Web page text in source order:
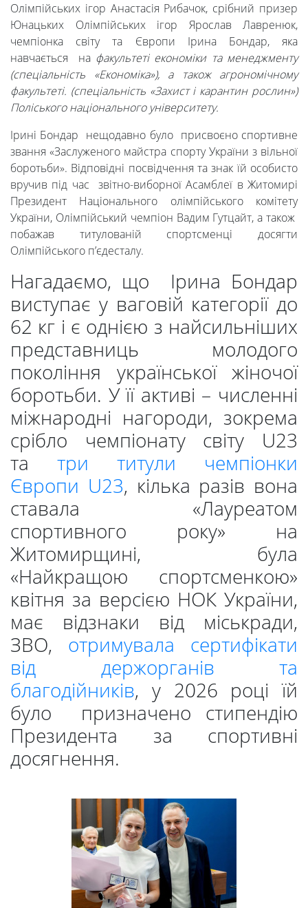
Університет
Вибори
ректора
Освітня
діяльність
Абітурієнтам
Наука
Міжнародна
діяльність
Foreign
Students
Студенту
Ресурси
та
сервіси
Науковий
ліцей
Олімпійських ігор Анастасія Рибачок, срібний призер
Юнацьких Олімпійських ігор Ярослав Лавренюк,
чемпіонка світу та Європи Ірина Бондар, яка
навчається на факультеті економіки та менеджменту
(спеціальність «Економіка»), а також агрономічному
факультеті. (спеціальність «Захист і карантин рослин»)
Поліського національного університету.
Ірині Бондар нещодавно було присвоєно спортивне
звання «Заслуженого майстра спорту України з вільної
боротьби». Відповідні посвідчення та знак їй особисто
вручив під час звітно-виборної Асамблеї в Житомирі
Президент Національного олімпійського комітету
України, Олімпійський чемпіон Вадим Гутцайт, а також
побажав титулованій спортсменці досягти
Олімпійського п’єдесталу.
Нагадаємо, що Ірина Бондар
виступає у ваговій категорії до
62 кг і є однією з найсильніших
представниць молодого
покоління української жіночої
боротьби. У її активі – численні
міжнародні нагороди, зокрема
срібло чемпіонату світу U23
та три титули чемпіонки
Європи U23, кілька разів вона
ставала «Лауреатом
спортивного року» на
Житомирщині, була
«Найкращою спортсменкою»
квітня за версією НОК України,
має відзнаки від міськради,
ЗВО, отримувала сертифікати
від держорганів та
благодійників, у 2026 році їй
було призначено стипендію
Президента за спортивні
досягнення.